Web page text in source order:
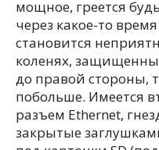
мощное, греется
через какое-то
становится
коленях,
до правой стороны,
побольше. Имеется
разъем Ethernet,
закрытые